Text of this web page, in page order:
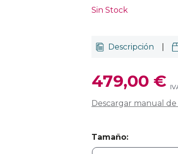
Sin Stock
Descripción
479,00 €
Descargar manual
Tamaño: